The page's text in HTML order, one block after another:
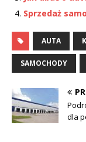
Sprzedaż
AUTA
SAMOCHODY
dla